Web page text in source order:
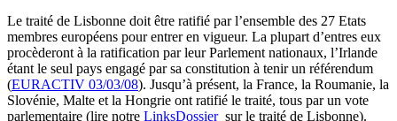
Le traité de Lisbonne doit être ratifié par l’ensemble des 27 Etats
membres européens pour entrer en vigueur. La plupart d’entres eux
procèderont à la ratification par leur Parlement nationaux, l’Irlande
étant le seul pays engagé par sa constitution à tenir un référendum
(EURACTIV 03/03/08). Jusqu’à présent, la France, la Roumanie, la
Slovénie, Malte et la Hongrie ont ratifié le traité, tous par un vote
parlementaire (lire notre LinksDossier sur le traité de Lisbonne).